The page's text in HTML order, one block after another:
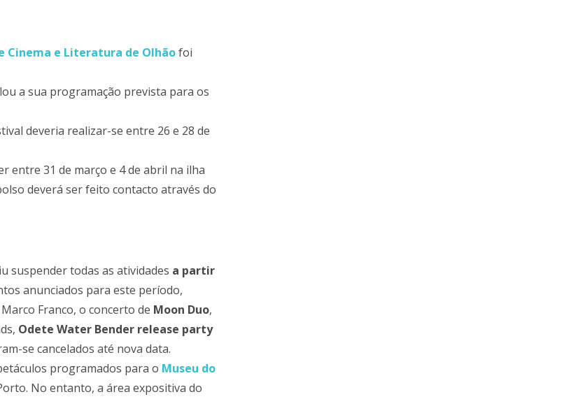
Cinema e Literatura de Olhãofoi
a sua programação prevista para os
deveria realizar-se entre 26 e 28 de
entre 31 de março e 4 de abril na ilha
deverá ser feito contacto através do
suspender todas as atividades a partir
anunciados para este período,
Franco, o concerto de Moon Duo,
Odete Water Bender release party
se cancelados até nova data.
programados para o Museu do
No entanto, a área expositiva do